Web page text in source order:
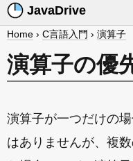
JavaDrive
Home › C言語入門 › 演算子
演算子の優
演算子が一つだけの
はありませんが、複